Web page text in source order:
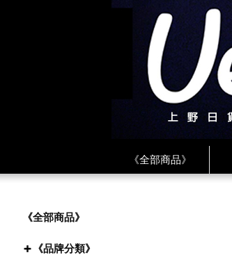
《全部商品》
《全部商品》
《品牌分類》